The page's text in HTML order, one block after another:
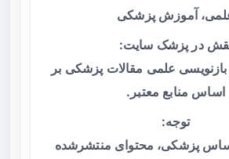
آموزش پزشکی
در پزشک سایت:
بازنویسی علمی مقالات پزشکی بر
اساس منابع معتبر.
توجه:
پزشکی، محتوای منتشرشده